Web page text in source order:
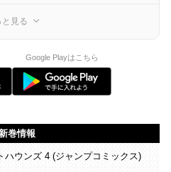
と見る
Google Playはこちら
巻情報
ハウンズ 4 (ジャンプコミックス)